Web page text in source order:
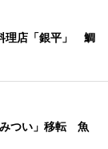
理店「銀平」 鯛
みつい」移転 魚